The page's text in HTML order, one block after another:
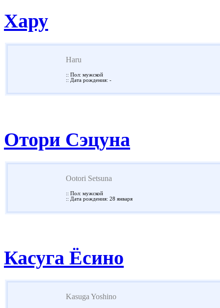
Хару
Haru
:: Пол: мужской
:: Дата рождения: -
Отори Сэцуна
Ootori Setsuna
:: Пол: мужской
:: Дата рождения: 28 января
Касуга Ёсино
Kasuga Yoshino